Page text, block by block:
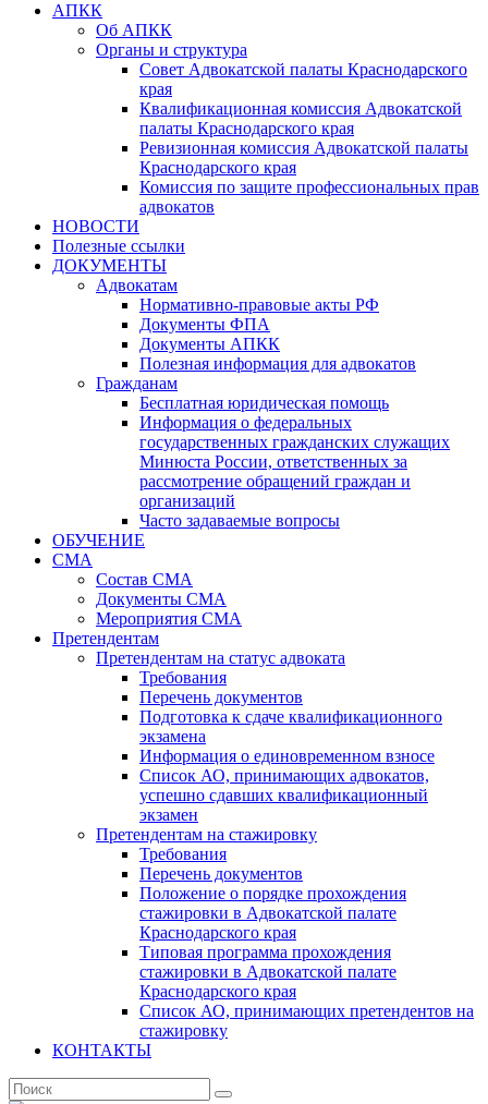
АПКК
Об АПКК
Органы и структура
Совет Адвокатской палаты Краснодарского
края
Квалификационная комиссия Адвокатской
палаты Краснодарского края
Ревизионная комиссия Адвокатской палаты
Краснодарского края
Комиссия по защите профессиональных прав
адвокатов
НОВОСТИ
Полезные ссылки
ДОКУМЕНТЫ
Адвокатам
Нормативно-правовые акты РФ
Документы ФПА
Документы АПКК
Полезная информация для адвокатов
Гражданам
Бесплатная юридическая помощь
Информация о федеральных
государственных гражданских служащих
Минюста России, ответственных за
рассмотрение обращений граждан и
организаций
Часто задаваемые вопросы
ОБУЧЕНИЕ
СМА
Состав СМА
Документы СМА
Мероприятия СМА
Претендентам
Претендентам на статус адвоката
Требования
Перечень документов
Подготовка к сдаче квалификационного
экзамена
Информация о единовременном взносе
Список АО, принимающих адвокатов,
успешно сдавших квалификационный
экзамен
Претендентам на стажировку
Требования
Перечень документов
Положение о порядке прохождения
стажировки в Адвокатской палате
Краснодарского края
Типовая программа прохождения
стажировки в Адвокатской палате
Краснодарского края
Список АО, принимающих претендентов на
стажировку
КОНТАКТЫ